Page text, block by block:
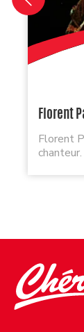
Florent
Florent